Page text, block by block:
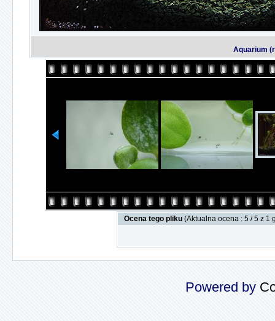
Aquarium
Ocena tego pliku (Aktualna ocena : 5 / 5 z 1
Powered by